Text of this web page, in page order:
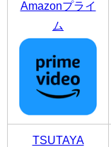
Amazonプライ
ム
TSUTAYA